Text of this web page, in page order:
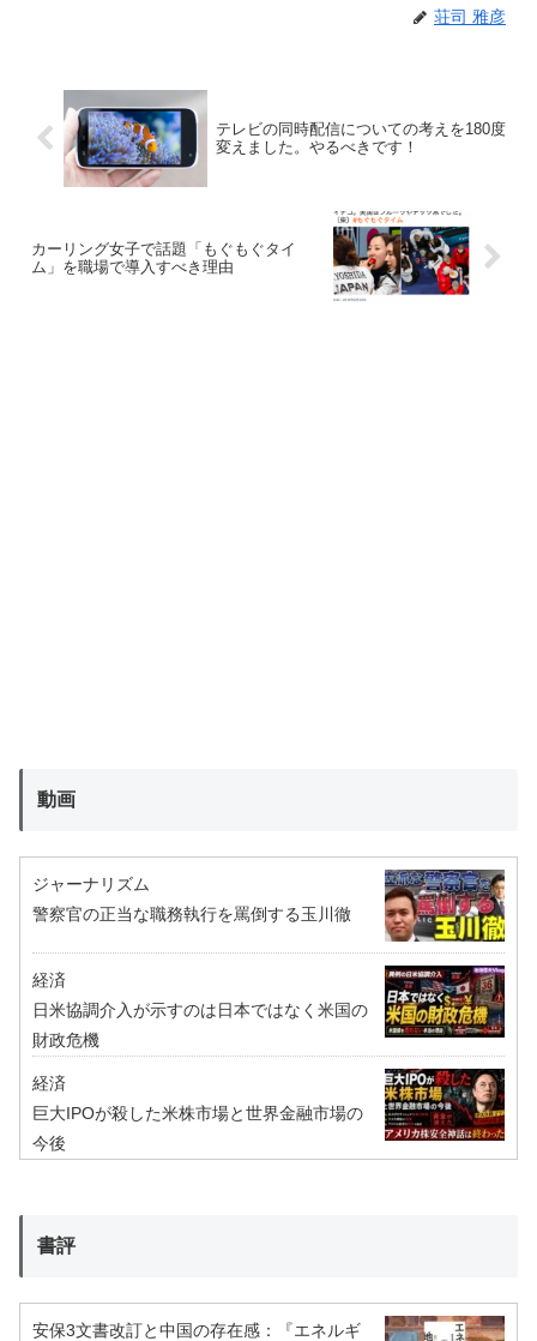
荘司 雅彦
テレビの同時配信についての考えを180度
変えました。やるべきです！
カーリング女子で話題「もぐもぐタイ
ム」を職場で導入すべき理由
動画
ジャーナリズム
警察官の正当な職務執行を罵倒する玉川徹
経済
日米協調介入が示すのは日本ではなく米国の
財政危機
経済
巨大IPOが殺した米株市場と世界金融市場の
今後
書評
安保3文書改訂と中国の存在感：『エネルギ